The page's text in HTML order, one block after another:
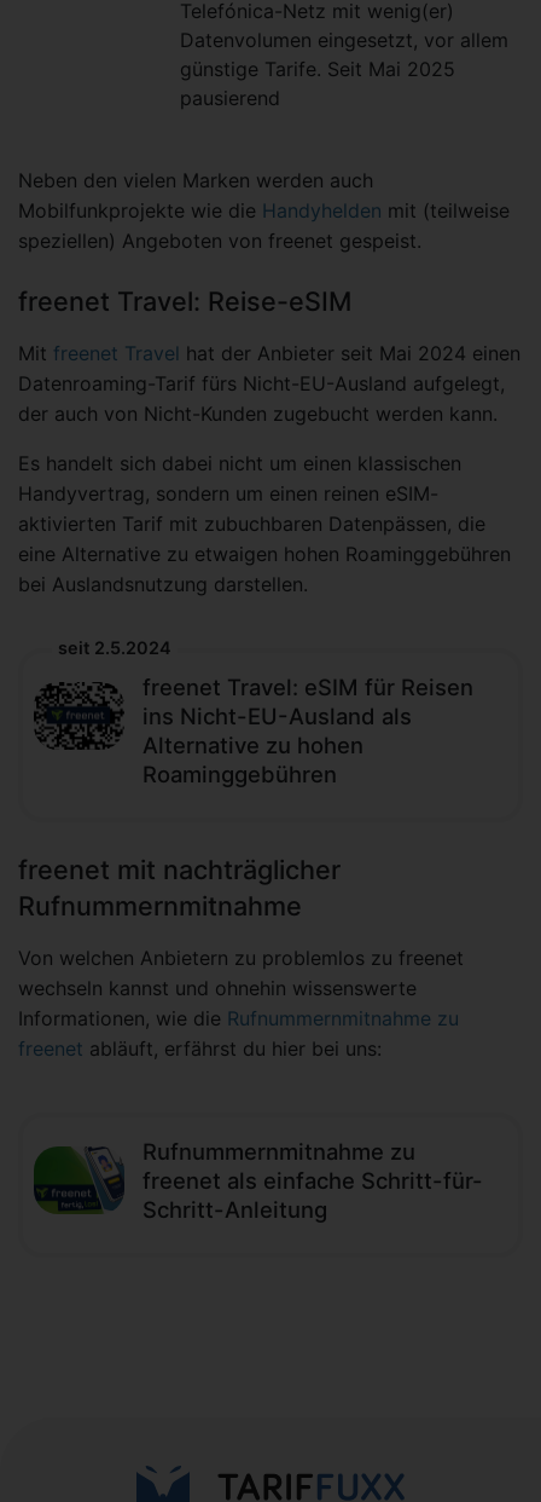
Telefónica-Netz mit wenig(er)
Datenvolumen eingesetzt, vor allem
günstige Tarife. Seit Mai 2025
pausierend
Neben den vielen Marken werden auch
Mobilfunkprojekte wie die Handyhelden mit (teilweise
speziellen) Angeboten von freenet gespeist.
freenet Travel: Reise-eSIM
Mit freenet Travel hat der Anbieter seit Mai 2024 einen
Datenroaming-Tarif fürs Nicht-EU-Ausland aufgelegt,
der auch von Nicht-Kunden zugebucht werden kann.
Es handelt sich dabei nicht um einen klassischen
Handyvertrag, sondern um einen reinen eSIM-
aktivierten Tarif mit zubuchbaren Datenpässen, die
eine Alternative zu etwaigen hohen Roaminggebühren
bei Auslandsnutzung darstellen.
seit 2.5.2024
freenet Travel: eSIM für Reisen
ins Nicht-EU-Ausland als
Alternative zu hohen
Roaminggebühren
freenet mit nachträglicher
Rufnummernmitnahme
Von welchen Anbietern zu problemlos zu freenet
wechseln kannst und ohnehin wissenswerte
Informationen, wie die Rufnummernmitnahme zu
freenet abläuft, erfährst du hier bei uns:
Rufnummernmitnahme zu
freenet als einfache Schritt-für-
Schritt-Anleitung